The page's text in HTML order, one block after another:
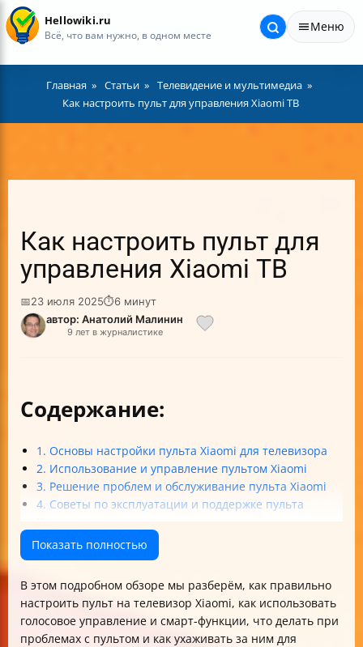
Hellowiki.ru
Всё, что вам нужно, в одном месте
Меню
Главная Статьи
Телевидение и мультимедиа
Как настроить пульт для управления Xiaomi ТВ
Как настроить пульт для
управления Xiaomi ТВ
📅23 июля 2025⏱6 минут
автор: Анатолий Малинин
9 лет в журналистике
Содержание:
1. Основы настройки пульта Xiaomi для телевизора
2. Использование и управление пультом Xiaomi
3. Решение проблем и обслуживание пульта Xiaomi
4. Советы по эксплуатации и поддержке пульта
Итог
Показать полностью
В этом подробном обзоре мы разберём, как правильно
настроить пульт на телевизор Xiaomi, как использовать
голосовое управление и смарт-функции, что делать при
проблемах с пультом и как ухаживать за ним для